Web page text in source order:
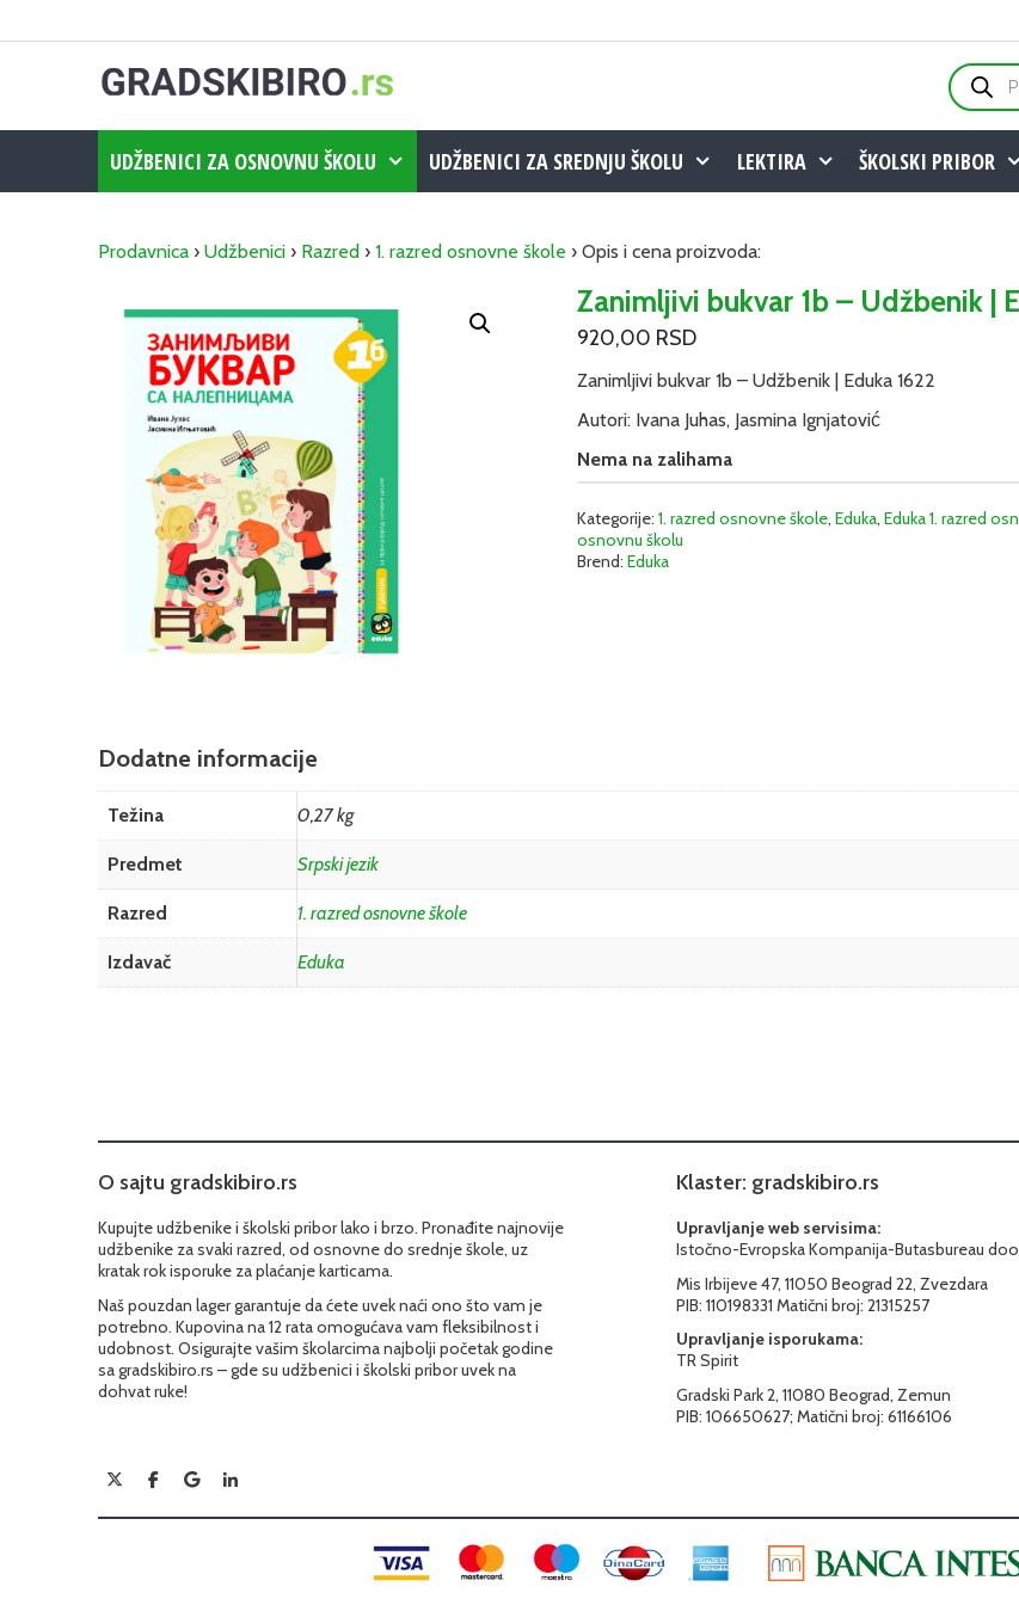
Products
search
UDŽBENICI ZA OSNOVNU ŠKOLU UDŽBENICI ZA SREDNJU ŠKOLU LEKTIRA ŠKOLSKI PRIBOR
Prodavnica › Udžbenici › Razred › 1. razred osnovne škole › Opis i cena proizvoda:
Zanimljivi bukvar 1b – Udžbenik |
920,00 RSD
Zanimljivi bukvar 1b – Udžbenik | Eduka 1622
Autori: Ivana Juhas, Jasmina Ignjatović
Nema na zalihama
Kategorije:1. razred osnovne škole,Eduka,Eduka 1. razred
osnovnu školu
Brend:Eduka
Dodatne informacije
Težina 0,27 kg
Predmet Srpski jezik
Razred 1. razred osnovne škole
Izdavač Eduka
O sajtu gradskibiro.rs
Kupujte udžbenike i školski pribor lako i brzo. Pronađite najnovije
udžbenike za svaki razred, od osnovne do srednje škole, uz
kratak rok isporuke za plaćanje karticama.
Naš pouzdan lager garantuje da ćete uvek naći ono što vam je
potrebno. Kupovina na 12 rata omogućava vam fleksibilnost i
udobnost. Osigurajte vašim školarcima najbolji početak godine
sa gradskibiro.rs – gde su udžbenici i školski pribor uvek na
dohvat ruke!
Klaster: gradskibiro.rs
Upravljanje web servisima:
Istočno-Evropska Kompanija-Butasbureau doo
Mis Irbijeve 47, 11050 Beograd 22, Zvezdara
PIB: 110198331 Matični broj: 21315257
Upravljanje isporukama:
TR Spirit
Gradski Park 2, 11080 Beograd, Zemun
PIB: 106650627; Matični broj: 61166106